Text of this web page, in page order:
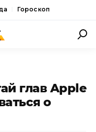
Гороскоп
глав Apple
о